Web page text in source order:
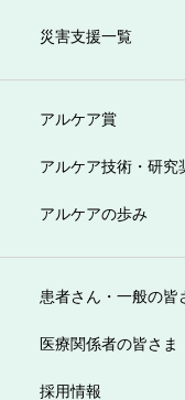
災害支援一覧
アルケア賞
アルケア技術・研究
アルケアの歩み
患者さん・一般の皆
医療関係者の皆さま
採用情報